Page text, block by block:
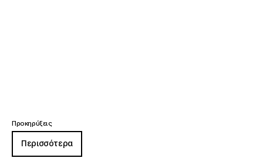
Προκηρύξεις
Περισσότερα